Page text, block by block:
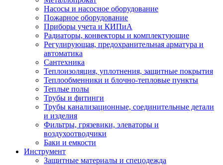
Насосы и насосное оборудование
Пожарное оборудование
Приборы учета и КИПиА
Радиаторы, конвекторы и комплектующие
Регулирующая, предохранительная арматура и
автоматика
Сантехника
Теплоизоляция, уплотнения, защитные покрытия
Теплообменники и блочно-тепловые пункты
Теплые полы
Трубы и фитинги
Трубы канализационные, соединительные детали
и изделия
Фильтры, грязевики, элеваторы и
воздухоотводчики
Баки и емкости
Инструмент
Защитные материалы и спецодежда